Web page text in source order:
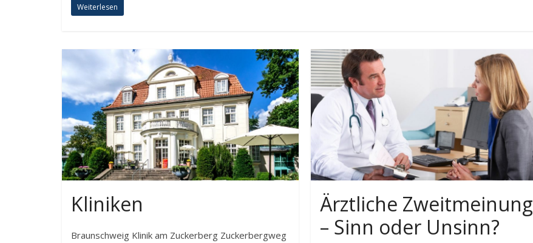
Weiterlesen
Kliniken
Braunschweig Klinik am Zuckerberg Zuckerbergweg
Ärztliche Zweitmeinung
– Sinn oder Unsinn?